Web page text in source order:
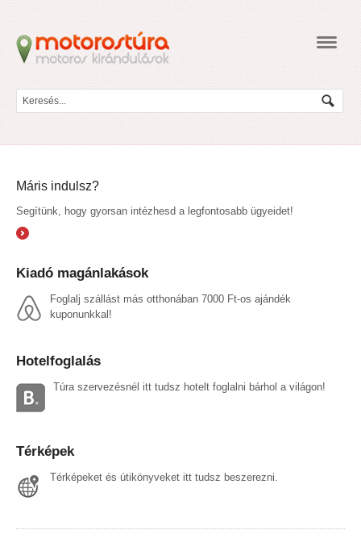
Máris indulsz?
Segítünk, hogy gyorsan intézhesd a legfontosabb ügyeidet!
Kiadó magánlakások
Foglalj szállást más otthonában 7000 Ft-os ajándék
kuponunkkal!
Hotelfoglalás
Túra szervezésnél itt tudsz hotelt foglalni bárhol a világon!
Térképek
Térképeket és útikönyveket itt tudsz beszerezni.